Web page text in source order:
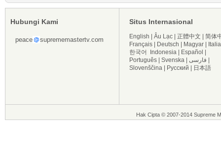
Hubungi Kami
peace suprememastertv.com
Situs Internasional
English Âu Lạc 正體中文
简体
Français
Deutsch Magyar
한국어
Indonesia Español
Português
Svenska فارسی
Slovenščina
Русский 日本語
Hak Cipta © 2007-2014 Supreme